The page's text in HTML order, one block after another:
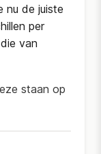
nu de juiste
per
van
staan op